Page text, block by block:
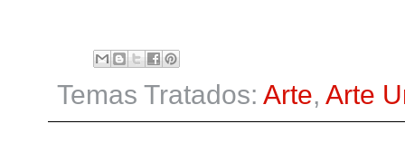
Temas Tratados: Arte, Arte